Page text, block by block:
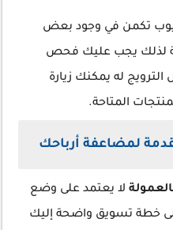
تكمن في وجود بعض
لذلك يجب عليك فحص
الترويج له يمكنك زيارة
المتاحة.
لمضاعفة أرباحك
لا يعتمد على وضع
خطة تسويق واضحة إليك